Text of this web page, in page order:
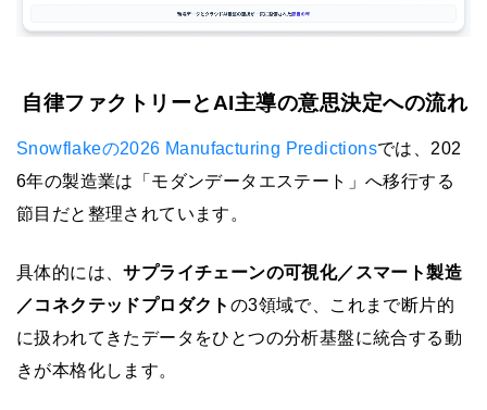
自律ファクトリーとAI主導の意思決定への流れ
Snowflakeの2026 Manufacturing Predictionsでは、202
6年の製造業は「モダンデータエステート」へ移行する
節目だと整理されています。
具体的には、サプライチェーンの可視化／スマート製造
／コネクテッドプロダクト の3領域で、これまで断片的
に扱われてきたデータをひとつの分析基盤に統合する動
きが本格化します。